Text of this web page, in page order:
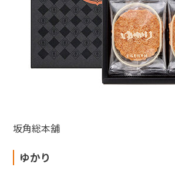
JR東海MARKET
楽天市場
auPayマーケット
東海新幹線の駅店舗で駅弁が受取れる駅弁予約
坂角総本舖
ゆかり